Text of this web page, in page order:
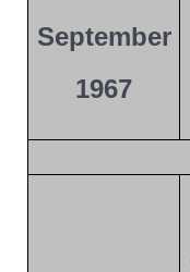
September
1967